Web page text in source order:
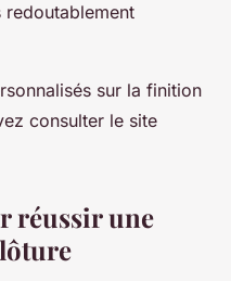
redoutablement
sur la finition
consulter le site
réussir une